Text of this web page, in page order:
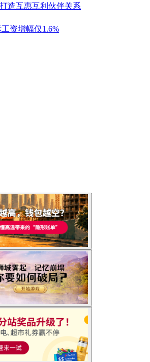
造互惠互利伙伴关系
资增幅仅1.6%